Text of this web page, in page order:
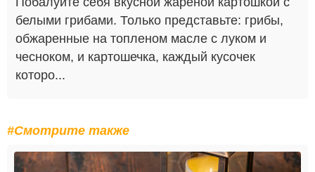
белыми грибами. Только представьте: грибы,
обжаренные на топленом масле с луком и
чесноком, и картошечка, каждый кусочек
которо...
#Смотрите также